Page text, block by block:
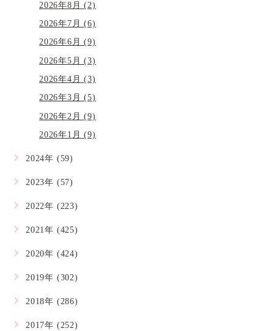
2026年8月 (2)
2026年7月 (6)
2026年6月 (9)
2026年5月 (3)
2026年4月 (3)
2026年3月 (5)
2026年2月 (9)
2026年1月 (9)
2024年 (59)
2023年 (57)
2022年 (223)
2021年 (425)
2020年 (424)
2019年 (302)
2018年 (286)
2017年 (252)